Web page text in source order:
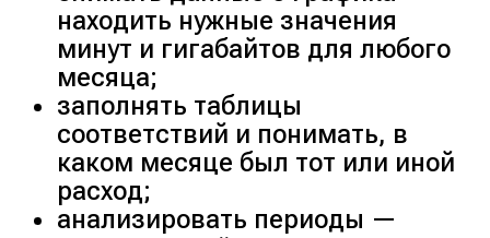
находить нужные значения
минут и гигабайтов для любого
месяца;
заполнять таблицы
соответствий и понимать, в
каком месяце был тот или иной
расход;
анализировать периоды —